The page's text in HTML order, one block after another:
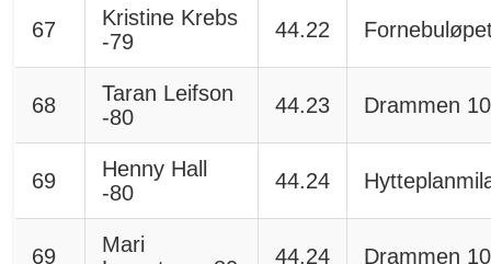
67
Kristine Krebs
-79
44.22
68
Taran Leifson
-80
44.23 Drammen
69
Henny Hall
-80
44.24
69
Mari
44.24 Drammen